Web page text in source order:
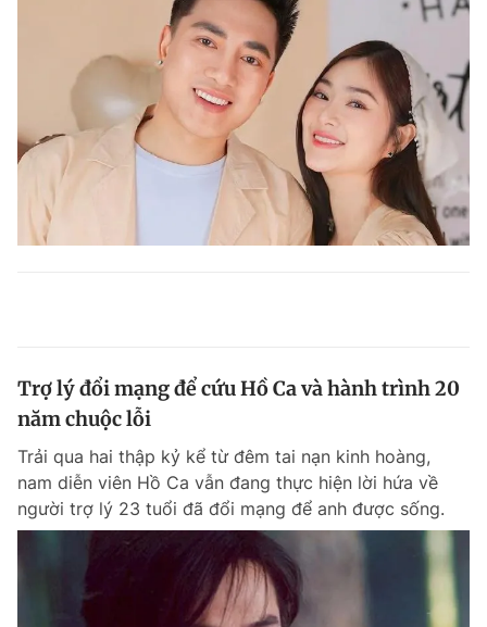
Trợ lý đổi mạng để cứu Hồ Ca và hành trình 20
năm chuộc lỗi
Trải qua hai thập kỷ kể từ đêm tai nạn kinh hoàng,
nam diễn viên Hồ Ca vẫn đang thực hiện lời hứa về
người trợ lý 23 tuổi đã đổi mạng để anh được sống.